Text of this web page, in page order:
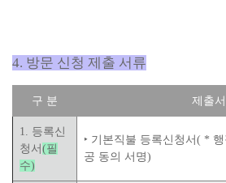
4. 방문 신청 제출 서류
구 분 제출
1. 등록신
청서(필
수)
‣ 기본직불 등록신청서( *
공 동의 서명)